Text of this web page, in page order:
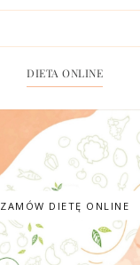
DIETA ONLINE
ZAMÓW DIETĘ ONLINE